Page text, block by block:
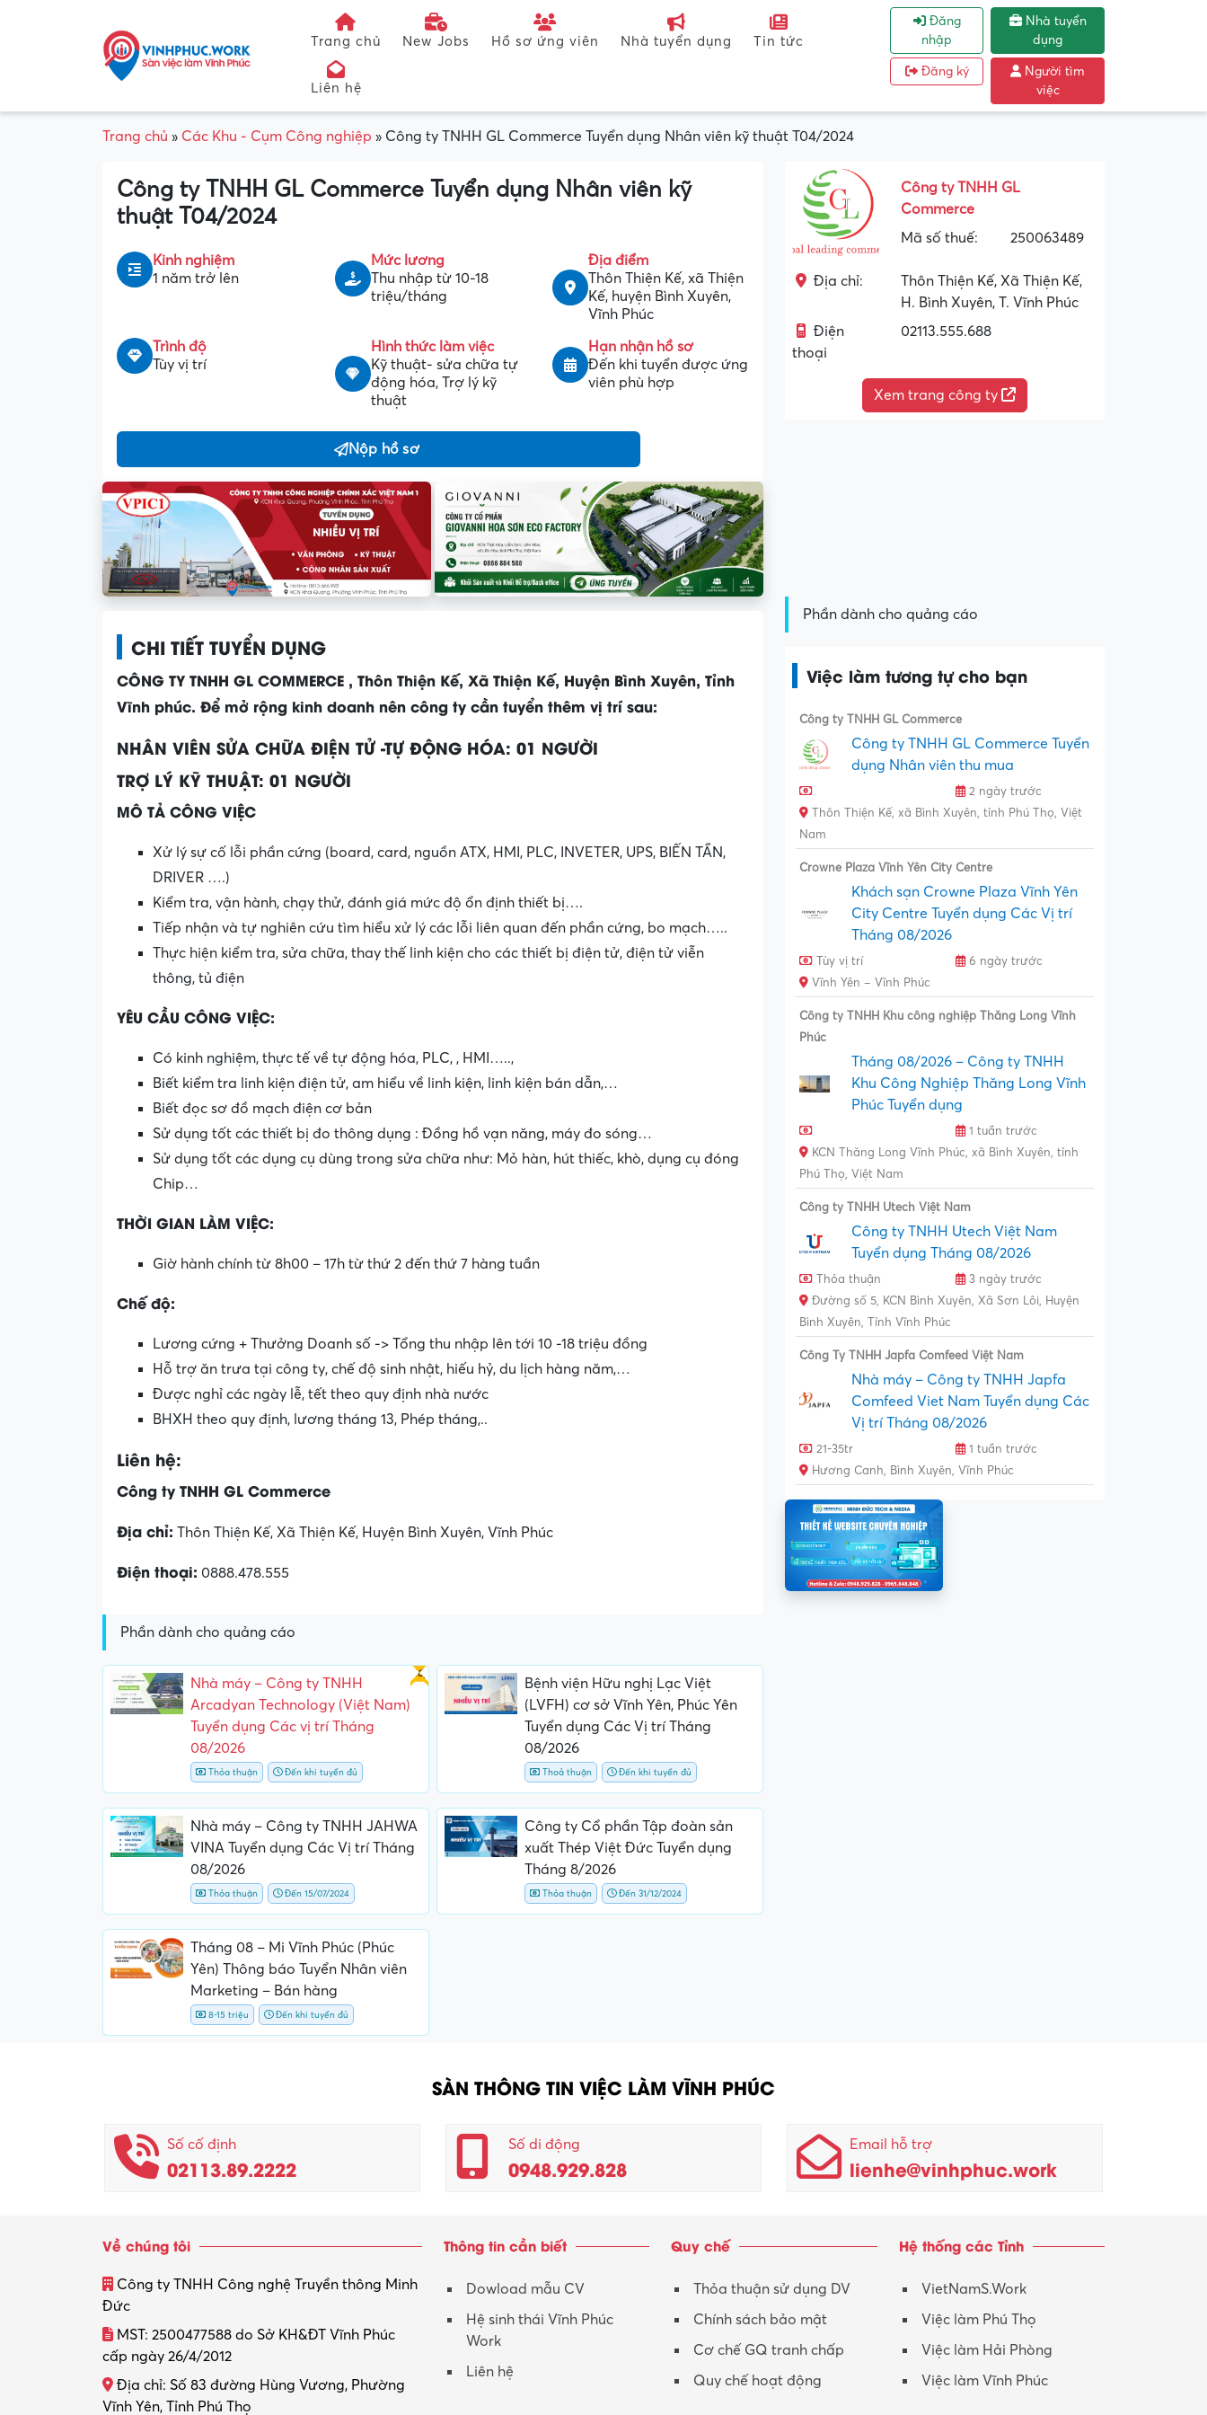
Trang chủ New Jobs Hồ sơ ứng viên Nhà tuyển dụng Tin tức
Liên hệ
Đăng
nhập
Đăng ký
Nhà tuyển
dụng
Người tìm
việc
Trang chủ » Các Khu - Cụm Công nghiệp » Công ty TNHH GL Commerce Tuyển dụng Nhân viên kỹ thuật T04/2024
Công ty TNHH GL Commerce Tuyển dụng Nhân viên kỹ
thuật T04/2024
Kinh nghiệm
1 năm trở lên
Mức lương
Thu nhập từ 10-18
triệu/tháng
Địa điểm
Thôn Thiện Kế, xã Thiện
Kế, huyện Bình Xuyên,
Vĩnh Phúc
Trình độ
Tùy vị trí
Hình thức làm việc
Kỹ thuật- sửa chữa tự
động hóa, Trợ lý kỹ
thuật
Hạn nhận hồ sơ
Đến khi tuyển được ứng
viên phù hợp
Nộp hồ sơ
Công ty TNHH GL
Commerce
Mã số thuế:
250063489
Địa chỉ:
Thôn Thiện Kế, Xã Thiện Kế,
H. Bình Xuyên, T. Vĩnh Phúc
Điện
thoại
02113.555.688
Xem trang công ty
CHI TIẾT TUYỂN DỤNG
CÔNG TY TNHH GL COMMERCE , Thôn Thiện Kế, Xã Thiện Kế, Huyện Bình Xuyên, Tỉnh
Vĩnh phúc. Để mở rộng kinh doanh nên công ty cần tuyển thêm vị trí sau:
NHÂN VIÊN SỬA CHỮA ĐIỆN TỬ -TỰ ĐỘNG HÓA: 01 NGƯỜI
TRỢ LÝ KỸ THUẬT: 01 NGƯỜI
MÔ TẢ CÔNG VIỆC
Xử lý sự cố lỗi phần cứng (board, card, nguồn ATX, HMI, PLC, INVETER, UPS, BIẾN TẦN,
DRIVER ….)
Kiểm tra, vận hành, chạy thử, đánh giá mức độ ổn định thiết bị….
Tiếp nhận và tự nghiên cứu tìm hiểu xử lý các lỗi liên quan đến phần cứng, bo mạch…..
Thực hiện kiểm tra, sửa chữa, thay thế linh kiện cho các thiết bị điện tử, điện tử viễn
thông, tủ điện
YÊU CẦU CÔNG VIỆC:
Có kinh nghiệm, thực tế về tự động hóa, PLC, , HMI…..,
Biết kiểm tra linh kiện điện tử, am hiểu về linh kiện, linh kiện bán dẫn,…
Biết đọc sơ đồ mạch điện cơ bản
Sử dụng tốt các thiết bị đo thông dụng : Đồng hồ vạn năng, máy đo sóng…
Sử dụng tốt các dụng cụ dùng trong sửa chữa như: Mỏ hàn, hút thiếc, khò, dụng cụ đóng
Chip…
THỜI GIAN LÀM VIỆC:
Giờ hành chính từ 8h00 – 17h từ thứ 2 đến thứ 7 hàng tuần
Chế độ:
Lương cứng + Thưởng Doanh số -> Tổng thu nhập lên tới 10 -18 triệu đồng
Hỗ trợ ăn trưa tại công ty, chế độ sinh nhật, hiếu hỷ, du lịch hàng năm,…
Được nghỉ các ngày lễ, tết theo quy định nhà nước
BHXH theo quy định, lương tháng 13, Phép tháng,..
Liên hệ:
Công ty TNHH GL Commerce
Địa chỉ: Thôn Thiện Kế, Xã Thiện Kế, Huyện Bình Xuyên, Vĩnh Phúc
Điện thoại: 0888.478.555
Phần dành cho quảng cáo
Gấp
Nhà máy – Công ty TNHH
Arcadyan Technology (Việt Nam)
Tuyển dụng Các vị trí Tháng
08/2026
Thỏa thuận Đến khi tuyển đủ
Bệnh viện Hữu nghị Lạc Việt
(LVFH) cơ sở Vĩnh Yên, Phúc Yên
Tuyển dụng Các Vị trí Tháng
08/2026
Thoả thuận Đến khi tuyển đủ
Nhà máy – Công ty TNHH JAHWA
VINA Tuyển dụng Các Vị trí Tháng
08/2026
Thỏa thuận Đến 15/07/2024
Công ty Cổ phần Tập đoàn sản
xuất Thép Việt Đức Tuyển dụng
Tháng 8/2026
Thỏa thuận Đến 31/12/2024
Tháng 08 – Mi Vĩnh Phúc (Phúc
Yên) Thông báo Tuyển Nhân viên
Marketing – Bán hàng
8-15 triệu Đến khi tuyển đủ
Phần dành cho quảng cáo
Việc làm tương tự cho bạn
Công ty TNHH GL Commerce
Công ty TNHH GL Commerce Tuyển
dụng Nhân viên thu mua
2 ngày trước
Thôn Thiện Kế, xã Bình Xuyên, tỉnh Phú Thọ, Việt
Nam
Crowne Plaza Vĩnh Yên City Centre
Khách sạn Crowne Plaza Vĩnh Yên
City Centre Tuyển dụng Các Vị trí
Tháng 08/2026
Tùy vị trí
6 ngày trước
Vĩnh Yên – Vĩnh Phúc
Công ty TNHH Khu công nghiệp Thăng Long Vĩnh
Phúc
Tháng 08/2026 – Công ty TNHH
Khu Công Nghiệp Thăng Long Vĩnh
Phúc Tuyển dụng
1 tuần trước
KCN Thăng Long Vĩnh Phúc, xã Bình Xuyên, tỉnh
Phú Thọ, Việt Nam
Công ty TNHH Utech Việt Nam
Công ty TNHH Utech Việt Nam
Tuyển dụng Tháng 08/2026
Thỏa thuận
3 ngày trước
Đường số 5, KCN Bình Xuyên, Xã Sơn Lôi, Huyện
Bình Xuyên, Tỉnh Vĩnh Phúc
Công Ty TNHH Japfa Comfeed Việt Nam
Nhà máy – Công ty TNHH Japfa
Comfeed Viet Nam Tuyển dụng Các
Vị trí Tháng 08/2026
21-35tr
1 tuần trước
Hương Canh, Bình Xuyên, Vĩnh Phúc
SÀN THÔNG TIN VIỆC LÀM VĨNH PHÚC
Số cố định
02113.89.2222
Số di động
0948.929.828
Email hỗ trợ
lienhe@vinhphuc.work
Về chúng tôi
Công ty TNHH Công nghệ Truyền thông Minh
Đức
MST: 2500477588 do Sở KH&ĐT Vĩnh Phúc
cấp ngày 26/4/2012
Địa chỉ: Số 83 đường Hùng Vương, Phường
Vĩnh Yên, Tỉnh Phú Thọ
Thông tin cần biết
Dowload mẫu CV
Hệ sinh thái Vĩnh Phúc
Work
Liên hệ
Quy chế
Thỏa thuận sử dụng DV
Chính sách bảo mật
Cơ chế GQ tranh chấp
Quy chế hoạt động
Hệ thống các Tỉnh
VietNamS.Work
Việc làm Phú Thọ
Việc làm Hải Phòng
Việc làm Vĩnh Phúc